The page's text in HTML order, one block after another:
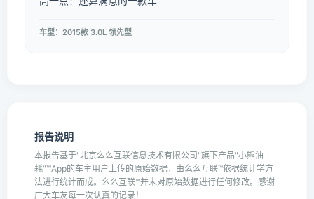
车型：2015款 3.0L 领先型
报告说明
本报告基于"北京么么互联信息技术有限公司"旗下产品"小熊油
耗"™App的车主用户上传的原始数据，由么么互联™依据统计学方
法进行统计而成。么么互联™并未对原始数据进行任何修改。感谢
广大车友每一次认真的记录！